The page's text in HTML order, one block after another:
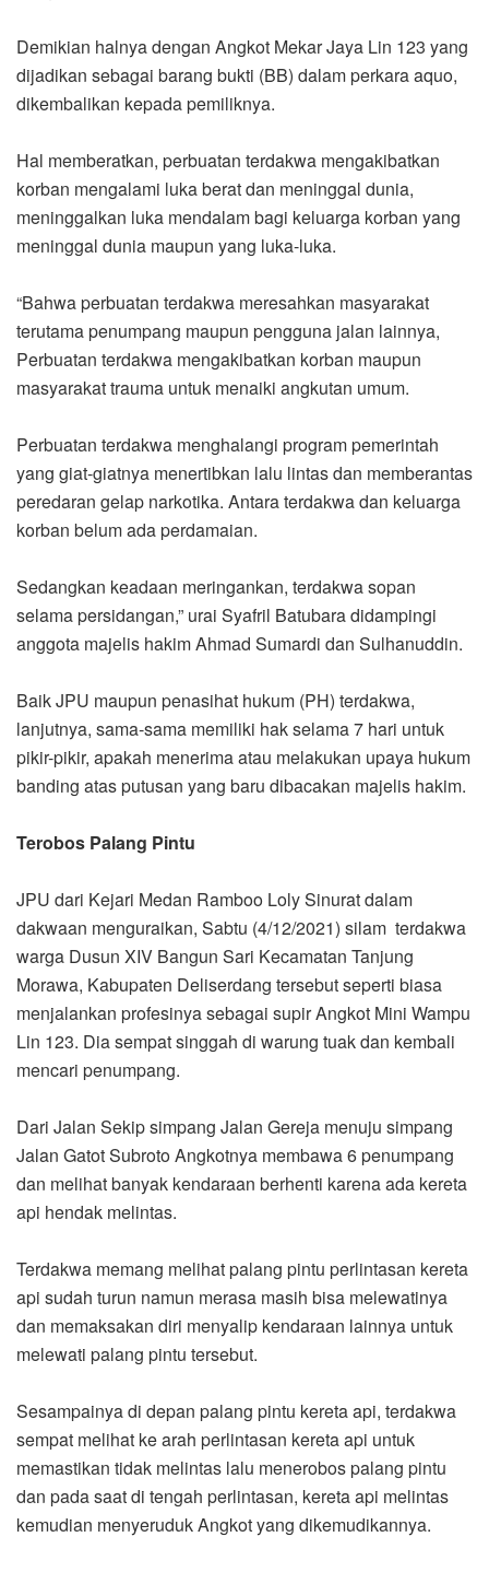
Demikian halnya dengan Angkot Mekar Jaya Lin 123 yang
dijadikan sebagai barang bukti (BB) dalam perkara aquo,
dikembalikan kepada pemiliknya.
Hal memberatkan, perbuatan terdakwa mengakibatkan
korban mengalami luka berat dan meninggal dunia,
meninggalkan luka mendalam bagi keluarga korban yang
meninggal dunia maupun yang luka-luka.
“Bahwa perbuatan terdakwa meresahkan masyarakat
terutama penumpang maupun pengguna jalan lainnya,
Perbuatan terdakwa mengakibatkan korban maupun
masyarakat trauma untuk menaiki angkutan umum.
Perbuatan terdakwa menghalangi program pemerintah
yang giat-giatnya menertibkan lalu lintas dan memberantas
peredaran gelap narkotika. Antara terdakwa dan keluarga
korban belum ada perdamaian.
Sedangkan keadaan meringankan, terdakwa sopan
selama persidangan,” urai Syafril Batubara didampingi
anggota majelis hakim Ahmad Sumardi dan Sulhanuddin.
Baik JPU maupun penasihat hukum (PH) terdakwa,
lanjutnya, sama-sama memiliki hak selama 7 hari untuk
pikir-pikir, apakah menerima atau melakukan upaya hukum
banding atas putusan yang baru dibacakan majelis hakim.
Terobos Palang Pintu
JPU dari Kejari Medan Ramboo Loly Sinurat dalam
dakwaan menguraikan, Sabtu (4/12/2021) silam terdakwa
warga Dusun XIV Bangun Sari Kecamatan Tanjung
Morawa, Kabupaten Deliserdang tersebut seperti biasa
menjalankan profesinya sebagai supir Angkot Mini Wampu
Lin 123. Dia sempat singgah di warung tuak dan kembali
mencari penumpang.
Dari Jalan Sekip simpang Jalan Gereja menuju simpang
Jalan Gatot Subroto Angkotnya membawa 6 penumpang
dan melihat banyak kendaraan berhenti karena ada kereta
api hendak melintas.
Terdakwa memang melihat palang pintu perlintasan kereta
api sudah turun namun merasa masih bisa melewatinya
dan memaksakan diri menyalip kendaraan lainnya untuk
melewati palang pintu tersebut.
Sesampainya di depan palang pintu kereta api, terdakwa
sempat melihat ke arah perlintasan kereta api untuk
memastikan tidak melintas lalu menerobos palang pintu
dan pada saat di tengah perlintasan, kereta api melintas
kemudian menyeruduk Angkot yang dikemudikannya.